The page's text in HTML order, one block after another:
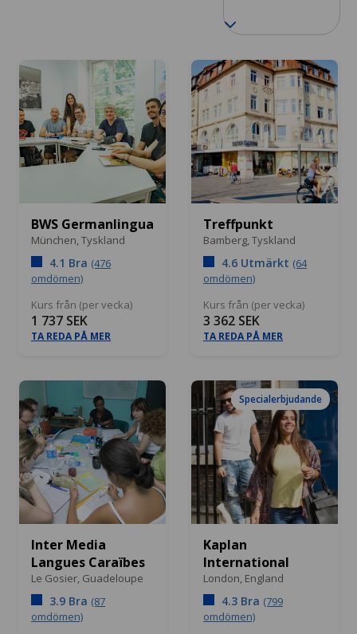
BWS Germanlingua
München,Tyskland
4.1 Bra (476
omdömen)
Kurs från (per vecka)
1 737 SEK
TA REDA PÅ MER
Treffpunkt
Bamberg,Tyskland
4.6 Utmärkt (64
omdömen)
Kurs från (per vecka)
3 362 SEK
TA REDA PÅ MER
Inter Media
Langues Caraïbes
Le Gosier, Guadeloupe
3.9 Bra (87
omdömen)
Specialerbjudande
Kaplan
International
London, England
4.3 Bra (799
omdömen)